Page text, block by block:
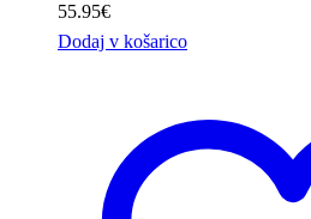
55.95€
Dodaj v košarico